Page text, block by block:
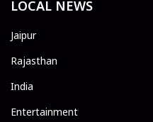
LOCAL NEWS
Jaipur
Rajasthan
India
Entertainment